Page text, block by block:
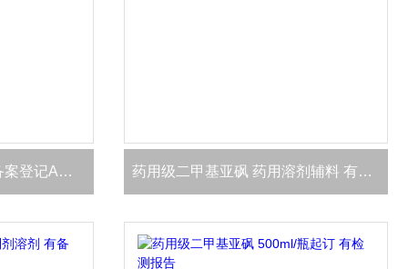
药用级二甲基亚砜 CDE备案登记A状态 药用级二甲基亚砜 药用溶剂辅料 有备案号